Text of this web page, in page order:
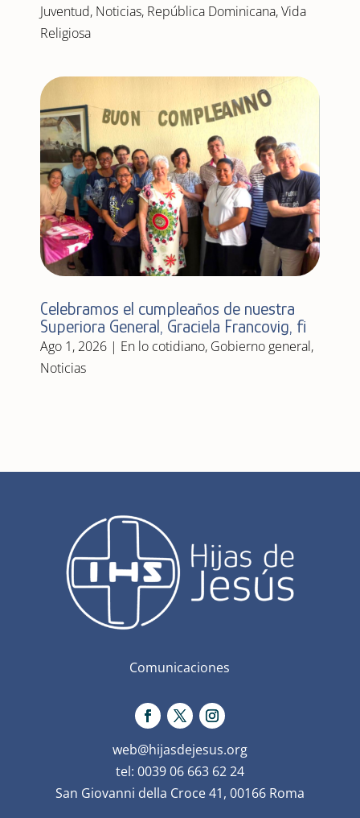
Juventud, Noticias, República Dominicana,Vida
Religiosa
Celebramos el cumpleaños de nuestra
Superiora General, Graciela Francovig, fi
Ago 1, 2026| En lo cotidiano, Gobierno general,
Noticias
Comunicaciones
web@hijasdejesus.org
tel: 0039 06 663 62 24
San Giovanni della Croce 41, 00166 Roma